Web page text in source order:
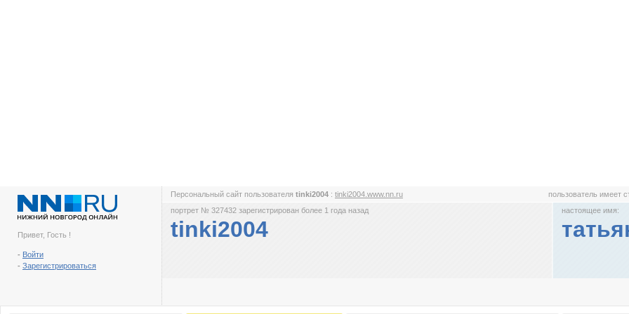
Привет, Гость !
- Войти
- Зарегистрироваться
Персональный сайт пользователя tinki2004 : tinki2004.www.nn.ru пользователь имеет
портрет № 327432 зарегистрирован более 1 года назад
tinki2004
настоящее имя: